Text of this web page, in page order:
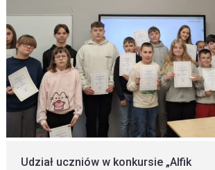
Udział uczniów w konkursie „Alfik